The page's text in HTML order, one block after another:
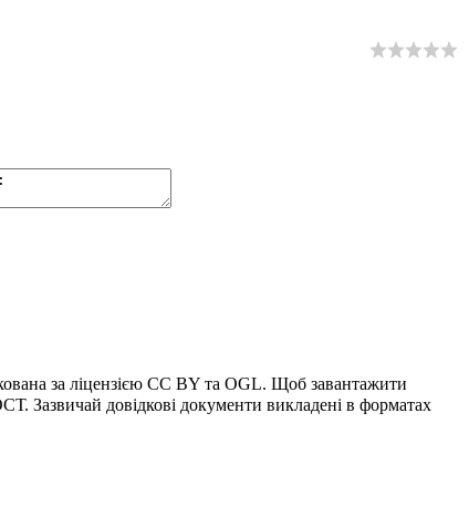
за ліцензією CC BY та OGL. Щоб завантажити
Зазвичай довідкові документи викладені в форматах